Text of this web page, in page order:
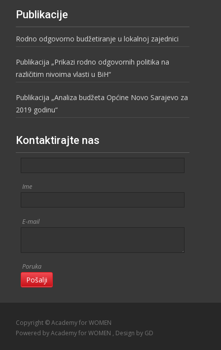
Publikacije
Rodno odgovorno budžetiranje u lokalnoj zajednici
Publikacija „Prikazi rodno odgovornih politika na
različitim nivoima vlasti u BiH“
Publikacija „Analiza budžeta Općine Novo Sarajevo za
2019 godinu“
Kontaktirajte nas
Ime
E-mail
Poruka
Pošalji
Copyright © Academy for WOMEN
Powered by Academy for WOMEN , Design by GD